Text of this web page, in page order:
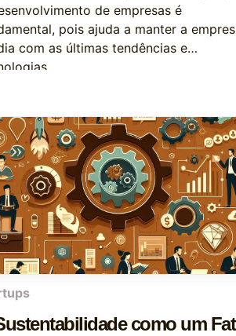
de empresas é
pois ajuda a manter a
com as últimas tendências e
como um